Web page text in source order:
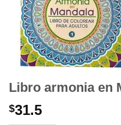
Libro armonia en
$31.5